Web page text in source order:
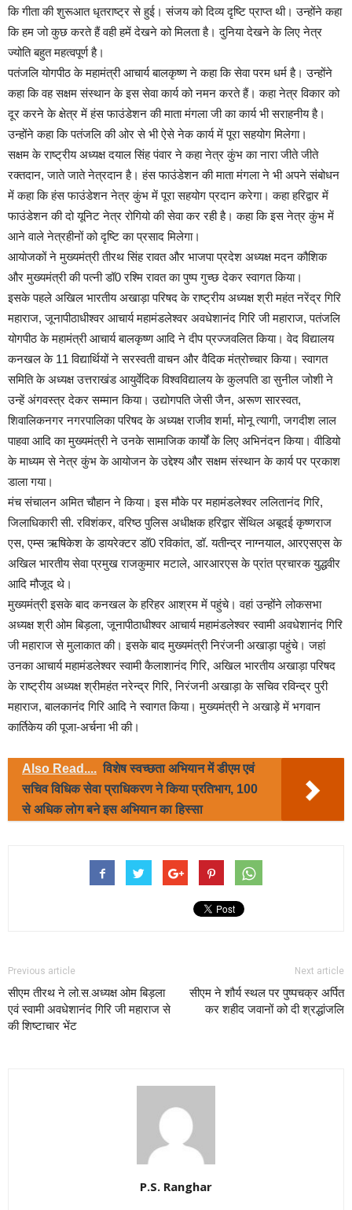
कि गीता की शुरूआत धृतराष्ट्र से हुई। संजय को दिव्य दृष्टि प्राप्त थी। उन्होंने कहा
कि हम जो कुछ करते हैं वही हमें देखने को मिलता है। दुनिया देखने के लिए नेत्र
ज्योति बहुत महत्वपूर्ण है।
पतंजलि योगपीठ के महामंत्री आचार्य बालकृष्ण ने कहा कि सेवा परम धर्म है। उन्होंने
कहा कि वह सक्षम संस्थान के इस सेवा कार्य को नमन करते हैं। कहा नेत्र विकार को
दूर करने के क्षेत्र में हंस फाउंडेशन की माता मंगला जी का कार्य भी सराहनीय है।
उन्होंने कहा कि पतंजलि की ओर से भी ऐसे नेक कार्य में पूरा सहयोग मिलेगा।
सक्षम के राष्ट्रीय अध्यक्ष दयाल सिंह पंवार ने कहा नेत्र कुंभ का नारा जीते जीते
रक्तदान, जाते जाते नेत्रदान है। हंस फाउंडेशन की माता मंगला ने भी अपने संबोधन
में कहा कि हंस फाउंडेशन नेत्र कुंभ में पूरा सहयोग प्रदान करेगा। कहा हरिद्वार में
फाउंडेशन की दो यूनिट नेत्र रोगियो की सेवा कर रही है। कहा कि इस नेत्र कुंभ में
आने वाले नेत्रहीनों को दृष्टि का प्रसाद मिलेगा।
आयोजकों ने मुख्यमंत्री तीरथ सिंह रावत और भाजपा प्रदेश अध्यक्ष मदन कौशिक
और मुख्यमंत्री की पत्नी डॉ0 रश्मि रावत का पुष्प गुच्छ देकर स्वागत किया।
इसके पहले अखिल भारतीय अखाड़ा परिषद के राष्ट्रीय अध्यक्ष श्री महंत नरेंद्र गिरि
महाराज, जूनापीठाधीश्वर आचार्य महामंडलेश्वर अवधेशानंद गिरि जी महाराज, पतंजलि
योगपीठ के महामंत्री आचार्य बालकृष्ण आदि ने दीप प्रज्जवलित किया। वेद विद्यालय
कनखल के 11 विद्यार्थियों ने सरस्वती वाचन और वैदिक मंत्रोच्चार किया। स्वागत
समिति के अध्यक्ष उत्तराखंड आयुर्वेदिक विश्वविद्यालय के कुलपति डा सुनील जोशी ने
उन्हें अंगवस्त्र देकर सम्मान किया। उद्योगपति जेसी जैन, अरूण सारस्वत,
शिवालिकनगर नगरपालिका परिषद के अध्यक्ष राजीव शर्मा, मोनू त्यागी, जगदीश लाल
पाहवा आदि का मुख्यमंत्री ने उनके सामाजिक कार्यों के लिए अभिनंदन किया। वीडियो
के माध्यम से नेत्र कुंभ के आयोजन के उद्देश्य और सक्षम संस्थान के कार्य पर प्रकाश
डाला गया।
मंच संचालन अमित चौहान ने किया। इस मौके पर महामंडलेश्वर ललितानंद गिरि,
जिलाधिकारी सी. रविशंकर, वरिष्ठ पुलिस अधीक्षक हरिद्वार सेंथिल अबूदई कृष्णराज
एस, एम्स ऋषिकेश के डायरेक्टर डॉ0 रविकांत, डॉ. यतीन्द्र नाग्नयाल, आरएसएस के
अखिल भारतीय सेवा प्रमुख राजकुमार मटाले, आरआरएस के प्रांत प्रचारक युद्धवीर
आदि मौजूद थे।
मुख्यमंत्री इसके बाद कनखल के हरिहर आश्रम में पहुंचे। वहां उन्होंने लोकसभा
अध्यक्ष श्री ओम बिड़ला, जूनापीठाधीश्वर आचार्य महामंडलेश्वर स्वामी अवधेशानंद गिरि
जी महाराज से मुलाकात की। इसके बाद मुख्यमंत्री निरंजनी अखाड़ा पहुंचे। जहां
उनका आचार्य महामंडलेश्वर स्वामी कैलाशानंद गिरि, अखिल भारतीय अखाड़ा परिषद
के राष्ट्रीय अध्यक्ष श्रीमहंत नरेन्द्र गिरि, निरंजनी अखाड़ा के सचिव रविन्द्र पुरी
महाराज, बालकानंद गिरि आदि ने स्वागत किया। मुख्यमंत्री ने अखाड़े में भगवान
कार्तिकेय की पूजा-अर्चना भी की।
Also Read.... विशेष स्वच्छता अभियान में डीएम एवं
सचिव विधिक सेवा प्राधिकरण ने किया प्रतिभाग, 100
से अधिक लोग बने इस अभियान का हिस्सा
Previous article
सीएम तीरथ ने लो.स.अध्यक्ष ओम बिड़ला
एवं स्वामी अवधेशानंद गिरि जी महाराज से
की शिष्टाचार भेंट
Next article
सीएम ने शौर्य स्थल पर पुष्पचक्र अर्पित
कर शहीद जवानों को दी श्रद्धांजलि
P.S. Ranghar